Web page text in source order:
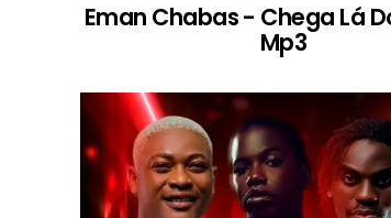
Eman Chabas - Chega Lá
Mp3